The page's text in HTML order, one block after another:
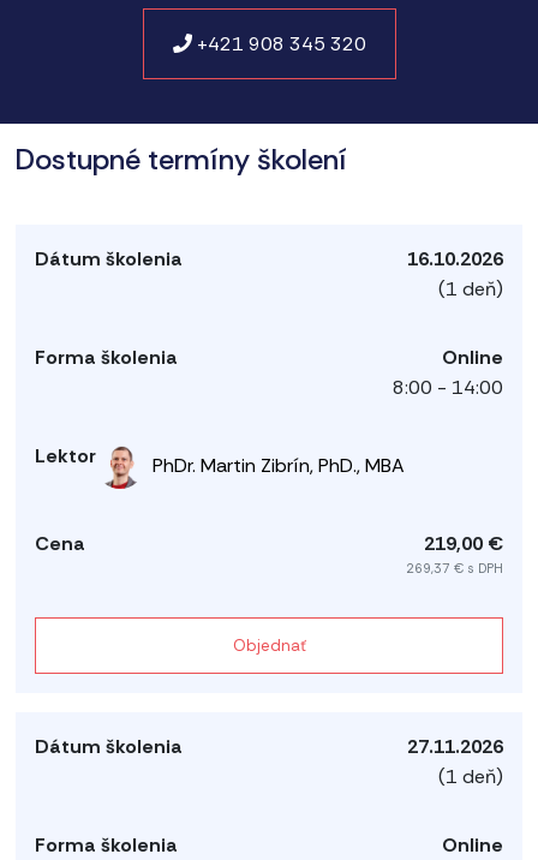
+421 908 345 320
Dostupné termíny školení
16.10.2026
(1 deň)
Online
8:00 - 14:00
PhDr. Martin Zibrín, PhD., MBA
219,00 €
269,37 € s DPH
Objednať
27.11.2026
(1 deň)
Online